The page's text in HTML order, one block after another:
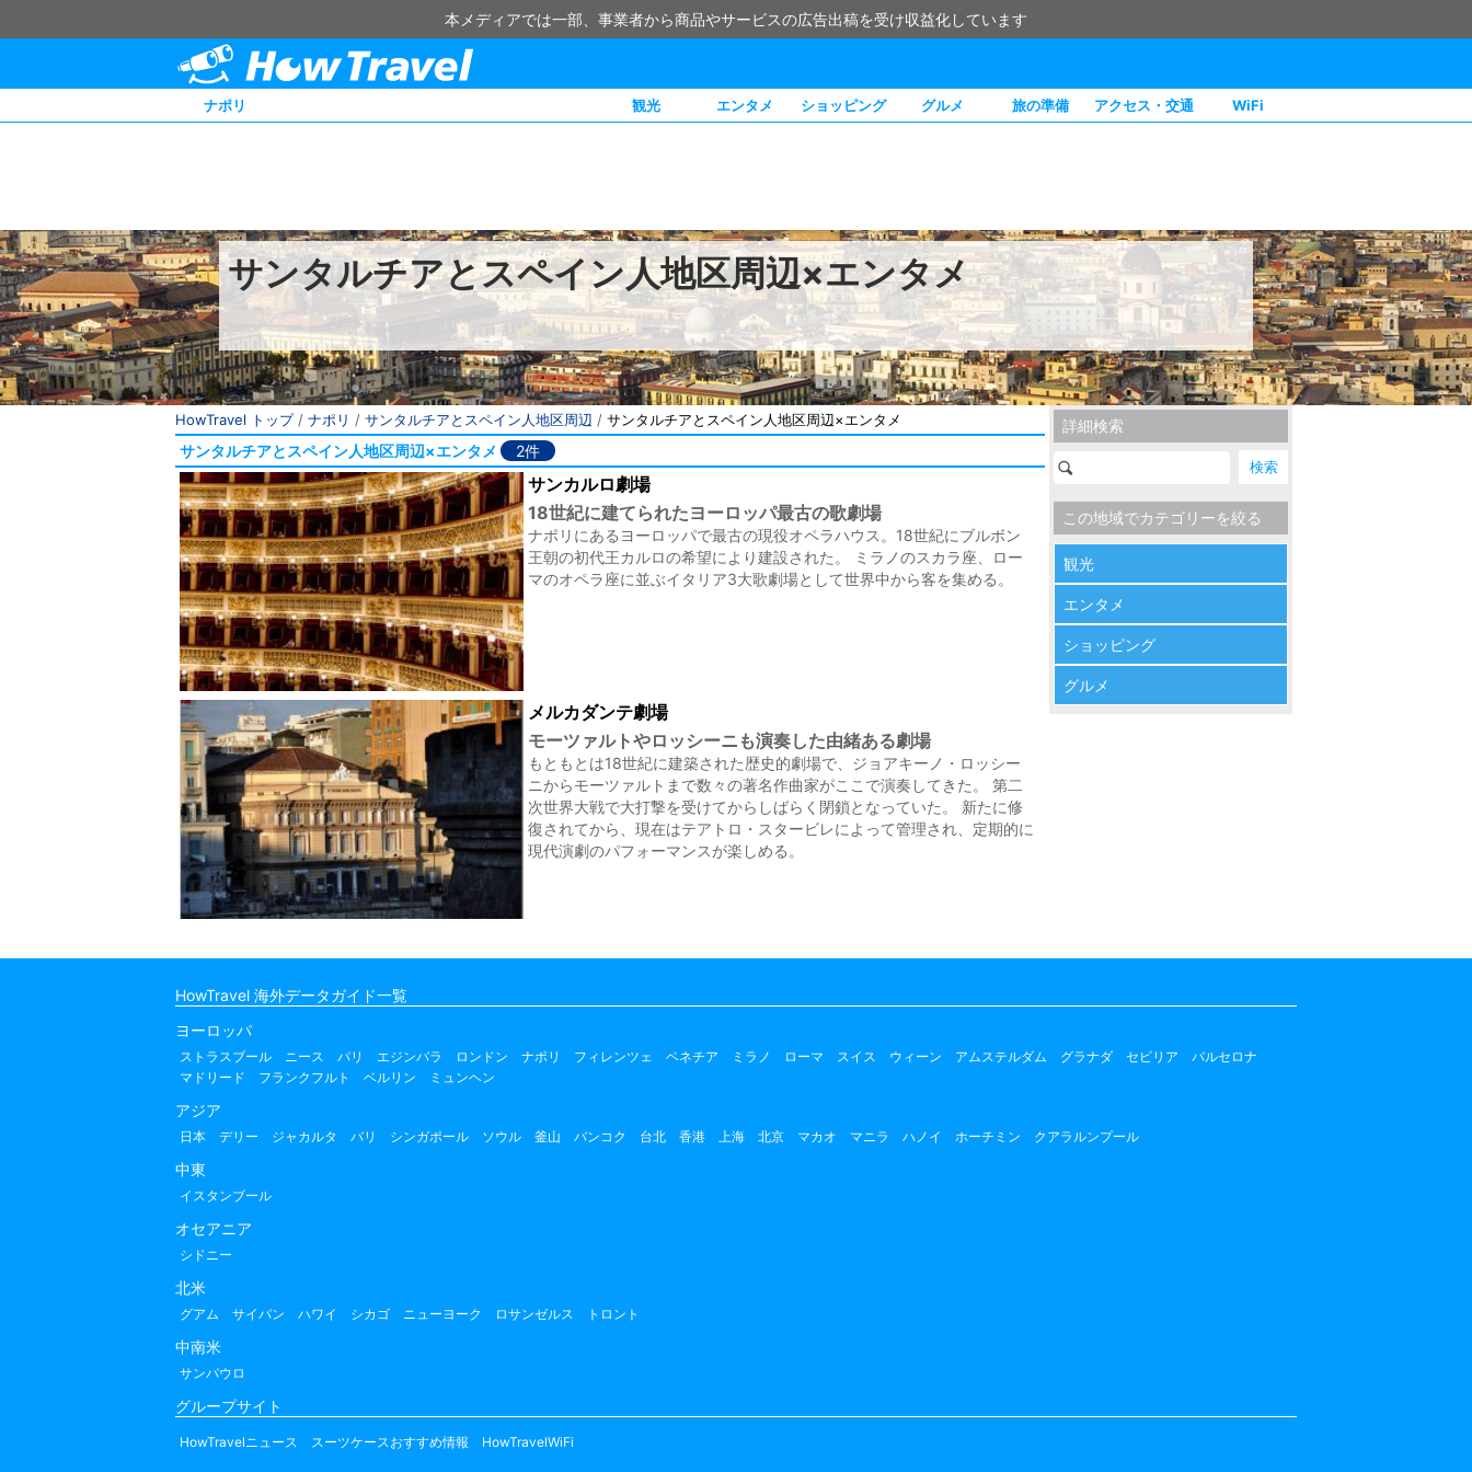
本メディアでは一部、事業者から商品やサービスの広告出稿を受け収益化しています
ナポリ 観光 エンタメ ショッピング グルメ 旅の準備 アクセス・交通 WiFi
サンタルチアとスペイン人地区周辺×エンタメ
詳細検索
この地域でカテゴリーを絞る
観光
エンタメ
ショッピング
グルメ
HowTravel トップ/ ナポリ / サンタルチアとスペイン人地区周辺 / サンタルチアとスペイン人地区周辺×エンタメ
サンタルチアとスペイン人地区周辺×エンタメ 2件
サンカルロ劇場
18世紀に建てられたヨーロッパ最古の歌劇場
ナポリにあるヨーロッパで最古の現役オペラハウス。18世紀にブルボン
王朝の初代王カルロの希望により建設された。 ミラノのスカラ座、ロー
マのオペラ座に並ぶイタリア3大歌劇場として世界中から客を集める。
メルカダンテ劇場
モーツァルトやロッシーニも演奏した由緒ある劇場
もともとは18世紀に建築された歴史的劇場で、ジョアキーノ・ロッシー
ニからモーツァルトまで数々の著名作曲家がここで演奏してきた。 第二
次世界大戦で大打撃を受けてからしばらく閉鎖となっていた。 新たに修
復されてから、現在はテアトロ・スタービレによって管理され、定期的に
現代演劇のパフォーマンスが楽しめる。
HowTravel 海外データガイド一覧
ヨーロッパ
ストラスブール ニース パリ エジンバラ ロンドン ナポリ フィレンツェ ベネチア ミラノ ローマ スイス ウィーン アムステルダム グラナダ セビリア
バルセロナ
マドリード
フランクフルト ベルリン ミュンヘン
アジア
日本 デリー ジャカルタ バリ シンガポール ソウル 釜山 バンコク 台北 香港 上海 北京 マカオ マニラ ハノイ ホーチミン クアラルンプール
中東
イスタンブール
オセアニア
シドニー
北米
グアム サイパン ハワイ シカゴ ニューヨーク ロサンゼルス トロント
中南米
サンパウロ
グループサイト
HowTravelニュース スーツケースおすすめ情報 HowTravelWiFi